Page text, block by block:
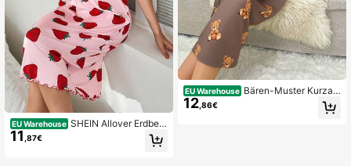
EU Warehouse SHEIN Allover Erdbeer
muster mit Rüschenkragen Rundhal
s Kurzarm Nachthemd, Moo Moo
11 ,87€
EU Warehouse Bären-Muster Kurzar
m Nachthemd, Moo Moo
12 ,86€